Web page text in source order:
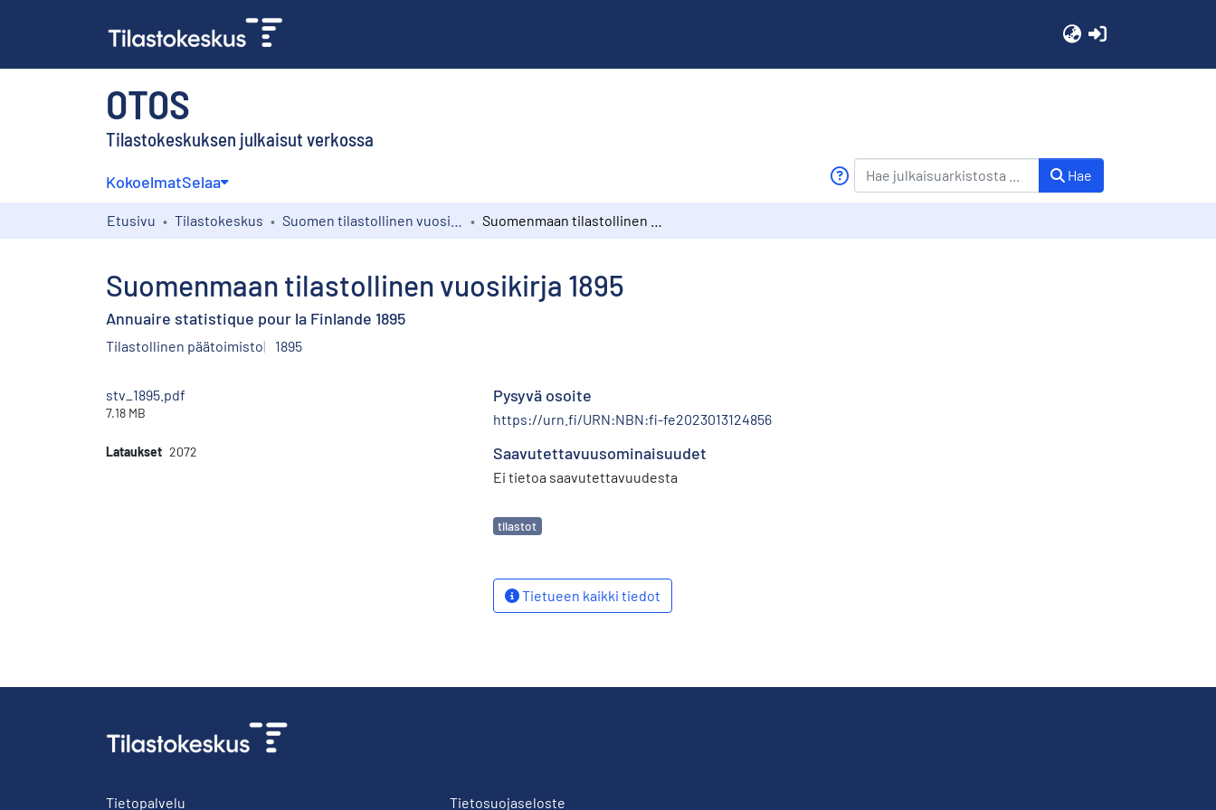
OTOS
Tilastokeskuksen julkaisut verkossa
KokoelmatSelaa Hae
Etusivu Tilastokeskus
Suomenmaan tilastollinen vuosikirja 1895
Annuaire statistique pour la Finlande 1895
Tilastollinen päätoimisto 1895
stv_1895.pdf
7.18 MB
Lataukset 2072
Pysyvä osoite
https://urn.fi/URN:NBN:fi-fe2023013124856
Saavutettavuusominaisuudet
Ei tietoa saavutettavuudesta
Avainsanat
tilastot
Tietueen kaikki tiedot
Tietopalvelu Tietosuojaseloste